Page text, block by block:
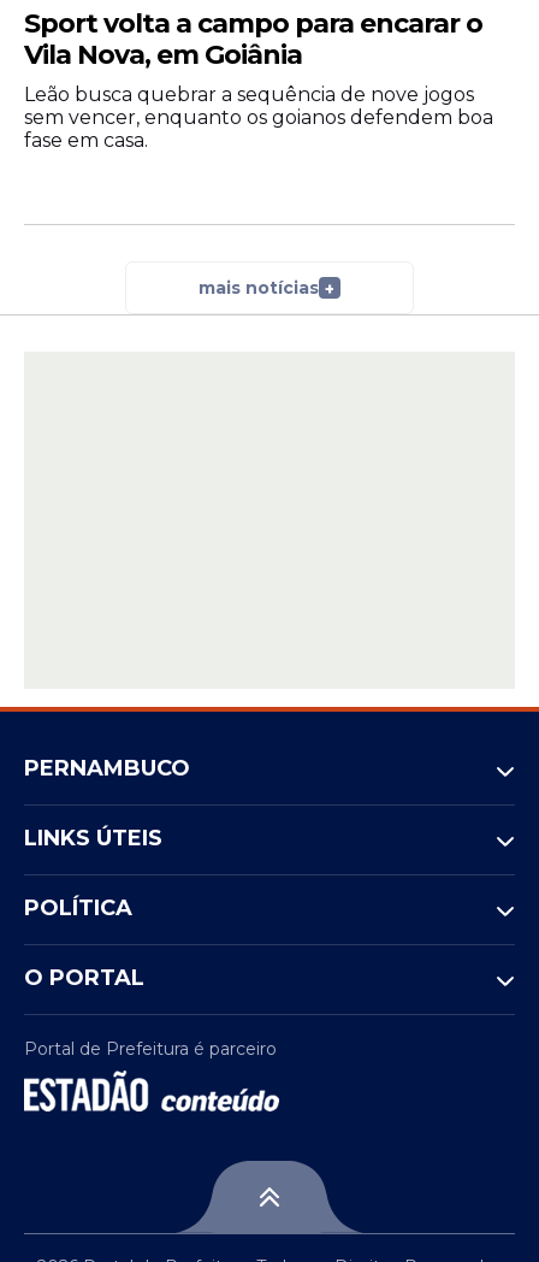
Sport volta a campo para encarar o
Vila Nova, em Goiânia
Leão busca quebrar a sequência de nove jogos
sem vencer, enquanto os goianos defendem boa
fase em casa.
mais notícias +
PERNAMBUCO
LINKS ÚTEIS
POLÍTICA
O PORTAL
Portal de Prefeitura é parceiro